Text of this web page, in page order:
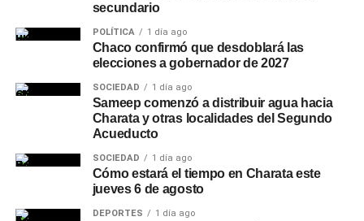
secundario
POLÍTICA 1 día ago
Chaco confirmó que desdoblará las
elecciones a gobernador de 2027
SOCIEDAD 1 día ago
Sameep comenzó a distribuir agua hacia
Charata y otras localidades del Segundo
Acueducto
SOCIEDAD 1 día ago
Cómo estará el tiempo en Charata este
jueves 6 de agosto
DEPORTES 1 día ago